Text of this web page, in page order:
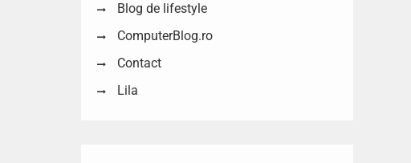
Blog de lifestyle
ComputerBlog.ro
Contact
Lila